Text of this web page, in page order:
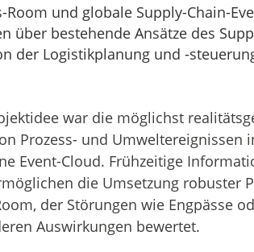
und globale Supply-Chain-
über bestehende Ansätze des
der Logistikplanung und -
war die möglichst
Prozess- und Umweltereignissen
Event-Cloud. Frühzeitige
die Umsetzung robuster
der Störungen wie Engpässe
Auswirkungen bewertet.